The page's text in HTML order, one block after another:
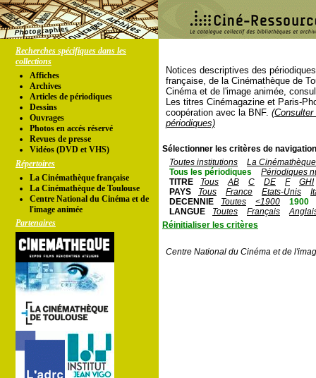
Recherches spécifiques dans les
collections
Affiches
Archives
Articles de périodiques
Dessins
Ouvrages
Photos en accés réservé
Revues de presse
Vidéos (DVD et VHS)
Répertoires
La Cinémathèque française
La Cinémathèque de Toulouse
Centre National du Cinéma et de
l'image animée
Partenaires
Notices descriptives des
française, de la Cinémathèque de
Cinéma et de l'image animée,
Les titres Cinémagazine et Paris-
coopération avec la BNF.
périodiques)
Sélectionner les critères de
Toutes institutions
La
Tous les périodiques
Périodiques
TITRE
Tous AB C DE F
GHI
PAYS
Tous France Etats-Unis
DECENNIE
Toutes <1900
1900
LANGUE
Toutes Français
Réinitialiser les critères
Centre National du Cinéma et de